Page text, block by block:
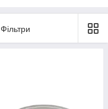
Фільтри